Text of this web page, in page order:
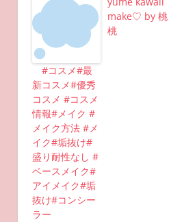
#コスメ#最
新コスメ#優秀
コスメ #コスメ
情報#メイク #
メイク方法 #メ
イク#垢抜け#
盛り耐性なし #
ベースメイク#
アイメイク#垢
抜け#コンシー
ラー
make♡ by 桃
桃